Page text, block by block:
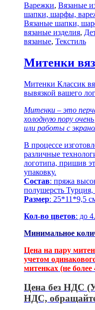
Варежки, Вязаные
шапки, шарфы,
Вязаные шапки,
вязаные изделия,
вязаные, Текстиль
Митенки
Митенки Классик
вывязкой вашего
Митенки – это
холодную пору
или работы с
В процессе
различные
логотипа, пришив
упаковку.
Состав: пряжа
полушерсть
Размер: 25*11*9,5
Кол-во цветов: до 4.
Минимальное
Цена на пару
учетом
митенках (не более
Цена без НДС
НДС,